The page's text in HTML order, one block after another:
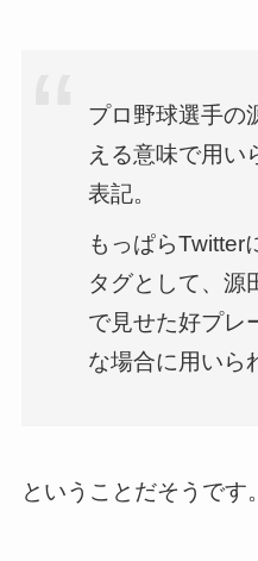
プロ野球選手の
える意味で用い
表記。
もっぱらTwitter
タグとして、源
で見せた好プレ
な場合に用いら
ということだそうです。